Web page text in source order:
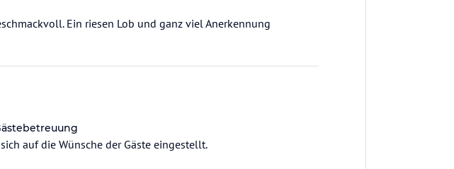
Ein riesen Lob und ganz viel Anerkennung
auf die Wünsche der Gäste eingestellt.